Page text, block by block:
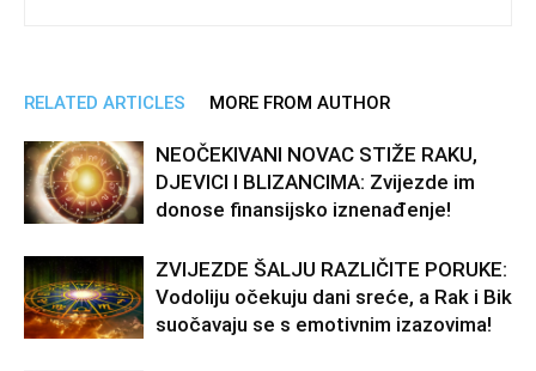
RELATED ARTICLES MORE FROM AUTHOR
NEOČEKIVANI NOVAC STIŽE RAKU,
DJEVICI I BLIZANCIMA: Zvijezde im
donose finansijsko iznenađenje!
ZVIJEZDE ŠALJU RAZLIČITE PORUKE:
Vodoliju očekuju dani sreće, a Rak i Bik
suočavaju se s emotivnim izazovima!